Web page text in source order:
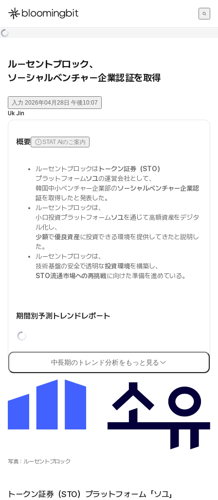
한국어
ルーセントブロック、
ソーシャルベンチャー企業認証を取得
入力 2026年04月28日 午後10:07
Uk Jin
概要 STAT AIのご案内
ルーセントブロックはトークン証券（STO）
プラットフォームソユの運営会社として、
韓国中小ベンチャー企業部のソーシャルベンチャー企業認
証を取得したと発表した。
ルーセントブロックは、
小口投資プラットフォームソユを通じて高額資産をデジタ
ル化し、
少額で優良資産に投資できる環境を提供してきたと説明し
た。
ルーセントブロックは、
技術基盤の安全で透明な投資環境を構築し、
STO流通市場への再挑戦に向けた準備を進めている。
期間別予測トレンドレポート
中長期のトレンド分析をもっと見る
写真：ルーセントブロック
トークン証券（STO）プラットフォーム「ソユ」